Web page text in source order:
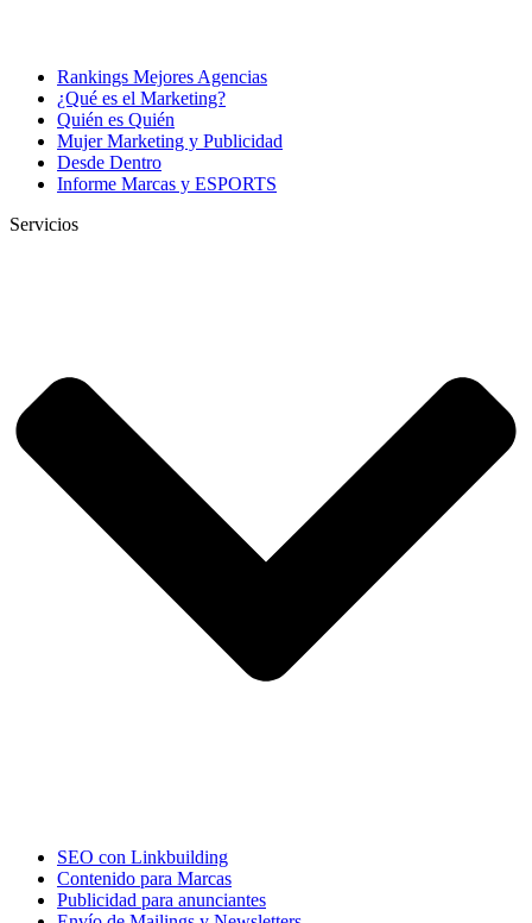
Rankings Mejores Agencias
¿Qué es el Marketing?
Quién es Quién
Mujer Marketing y Publicidad
Desde Dentro
Informe Marcas y ESPORTS
Servicios
SEO con Linkbuilding
Contenido para Marcas
Publicidad para anunciantes